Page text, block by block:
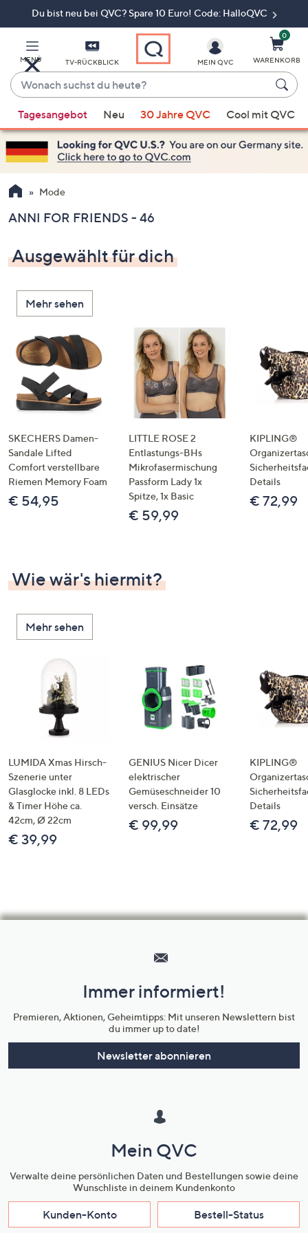
Du bist neu bei QVC? Spare 10 Euro! Code: HalloQVC
MENÜ TV-RÜCKBLICK
Wonach
suchst
du
heute?
Vorschläge
verfügbar
sind,
verwenden
Sie
Pfeiltasten
oben
und
nach
unten
oder
wischen
Sie
Touch-
Geräten
links
bzw.
rechts,
um
diese
MEIN QVC
0
WARENKORB
Tagesangebot Neu 30 Jahre QVC Cool mit QVC
Mode
ANNI FOR FRIENDS - 46
Ausgewählt für dich
Mehr sehen
SKECHERS Damen-
Sandale Lifted
Comfort verstellbare
Riemen Memory Foam
€ 54,95
LITTLE ROSE 2
Entlastungs-BHs
Mikrofasermischung
Passform Lady 1x
Spitze, 1x Basic
€ 59,99
KIPLING®
Details
€ 72,99
Wie wär's hiermit?
Mehr sehen
LUMIDA Xmas Hirsch-
Szenerie unter
Glasglocke inkl. 8 LEDs
& Timer Höhe ca.
42cm, Ø 22cm
€ 39,99
GENIUS Nicer Dicer
elektrischer
Gemüseschneider 10
versch. Einsätze
€ 99,99
KIPLING®
Details
€ 72,99
Unternehmensinformationen
Immer informiert!
Premieren, Aktionen, Geheimtipps: Mit unseren Newslettern bist
du immer up to date!
Newsletter abonnieren
Mein QVC
Verwalte deine persönlichen Daten und Bestellungen sowie deine
Wunschliste in deinem Kundenkonto
Kunden-Konto Bestell-Status